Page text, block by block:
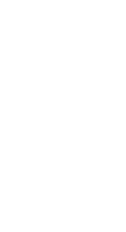
Zeitraum
180 ÜN.
die Dauer des
ÜN, auf ihr Recht
aus
werden (§ 543